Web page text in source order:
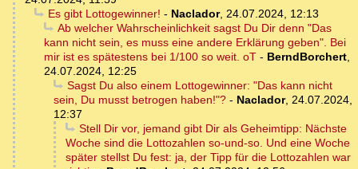
Es gibt Lottogewinner! - Naclador, 24.07.2024, 12:13
Ab welcher Wahrscheinlichkeit sagst Du Dir denn "Das
kann nicht sein, es muss eine andere Erklärung geben". Bei
mir ist es spätestens bei 1/100 so weit. oT - BerndBorchert,
24.07.2024, 12:25
Sagst Du also einem Lottogewinner: "Das kann nicht
sein, Du musst betrogen haben!"? - Naclador, 24.07.2024,
12:37
Stell Dir vor, jemand gibt Dir als Geheimtipp: Nächste
Woche sind die Lottozahlen so-und-so. Und eine Woche
später stellst Du fest: ja, der Tipp für die Lottozahlen war